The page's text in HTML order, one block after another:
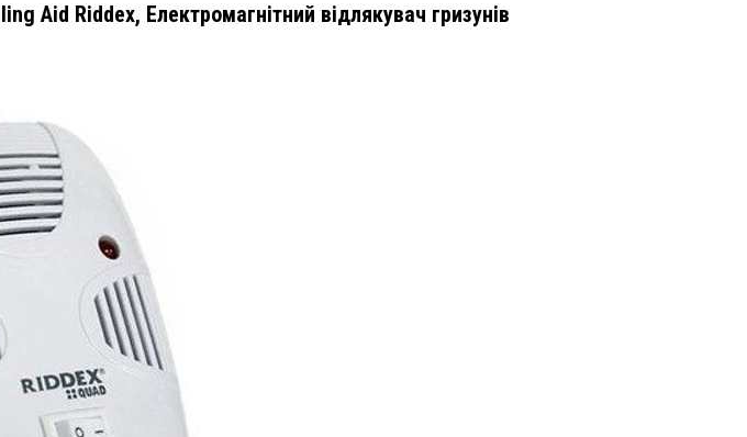
Aid Riddex, Електромагнітний відлякувач гризунів